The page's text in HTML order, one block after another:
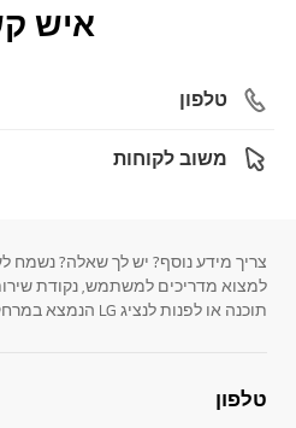
איש
טלפון
משוב לקוחות
צריך מידע נוסף? יש לך שאלה? נשמח
למצוא מדריכים למשתמש, נקודת
תוכנה או לפנות לנציג LG הנמצא במרחק קליק אחד.
טלפון